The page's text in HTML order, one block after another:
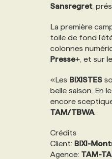
NOS TARIFS
PROGRAMMES DE
ANNONCEZ AVEC
ANNONCEZ AVEC
Sansregret ,
La première
toile de fond
colonnes
Presse+, et sur
«Les BIXISTES
belle saison. En
encore
TAM/TBWA
Crédits
Client: BIXI-
Agence: TAM-